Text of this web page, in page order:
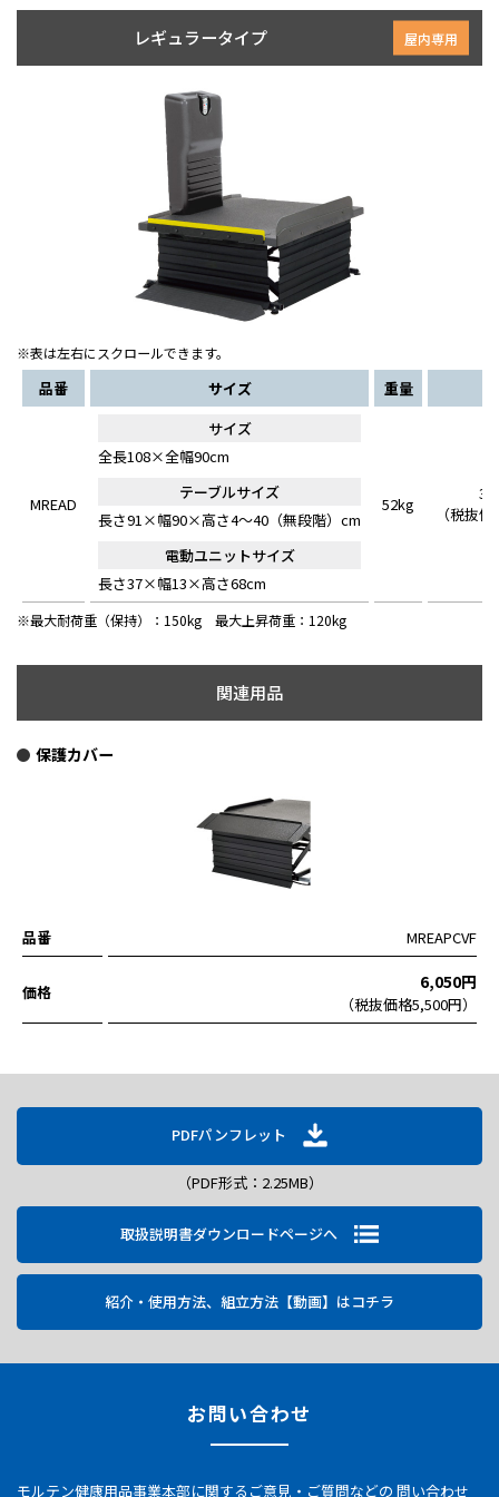
レギュラータイプ 屋内専用
※表は左右にスクロールできます。
品番 サイズ 重量
MREAD
サイズ
全長108×全幅90cm
テーブルサイズ
長さ91×幅90×高さ4～40（無段階）cm
電動ユニットサイズ
長さ37×幅13×高さ68cm
52kg
（税抜
※最大耐荷重（保持）：150kg 最大上昇荷重：120kg
関連用品
保護カバー
品番 MREAPCVF
価格 6,050円
（税抜価格5,500円）
PDFパンフレット
（PDF形式：2.25MB）
取扱説明書ダウンロードページへ
紹介・使用方法、組立方法【動画】はコチラ
お問い合わせ
モルテン健康用品事業本部に関するご意見・ご質問などの 問い合わせ